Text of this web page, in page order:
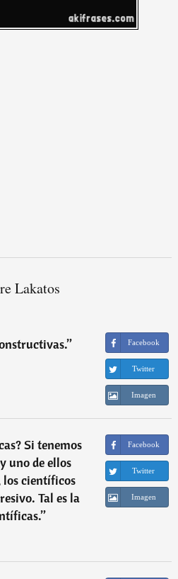
Lakatos
”
Facebook
Twitter
Imagen
Si tenemos
uno de ellos
los científicos
Tal es la
”
Facebook
Twitter
Imagen